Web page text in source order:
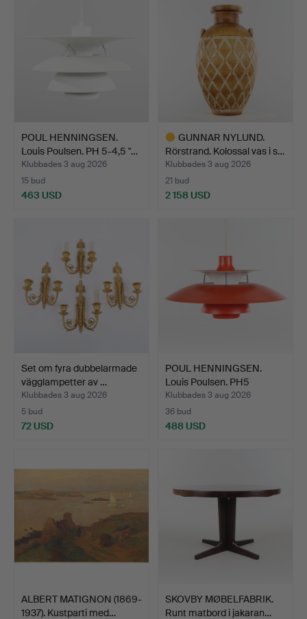
POUL HENNINGSEN.
Louis Poulsen. PH 5-4,5 "…
Klubbades 3 aug 2026
15 bud
463 USD
GUNNAR NYLUND.
Rörstrand. Kolossal vas i s…
Klubbades 3 aug 2026
21 bud
2 158 USD
Set om fyra dubbelarmade
vägglampetter av …
Klubbades 3 aug 2026
5 bud
72 USD
POUL HENNINGSEN.
Louis Poulsen. PH5
pendel…
Klubbades 3 aug 2026
36 bud
488 USD
ALBERT MATIGNON (1869-
1937). Kustparti med…
SKOVBY MØBELFABRIK.
Runt matbord i jakaran…